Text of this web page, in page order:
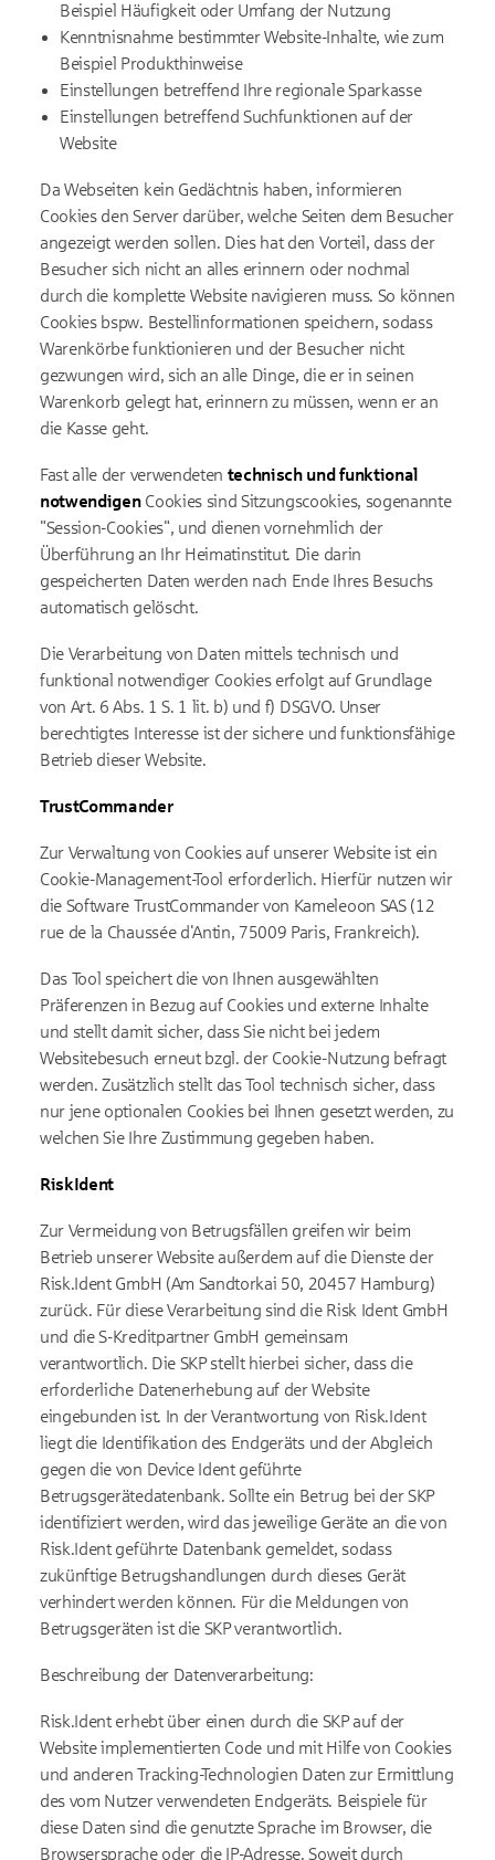
Beispiel Häufigkeit oder Umfang der Nutzung
Kenntnisnahme bestimmter Website-Inhalte, wie zum
Beispiel Produkthinweise
Einstellungen betreffend Ihre regionale Sparkasse
Einstellungen betreffend Suchfunktionen auf der
Website
Da Webseiten kein Gedächtnis haben, informieren
Cookies den Server darüber, welche Seiten dem Besucher
angezeigt werden sollen. Dies hat den Vorteil, dass der
Besucher sich nicht an alles erinnern oder nochmal
durch die komplette Website navigieren muss. So können
Cookies bspw. Bestellinformationen speichern, sodass
Warenkörbe funktionieren und der Besucher nicht
gezwungen wird, sich an alle Dinge, die er in seinen
Warenkorb gelegt hat, erinnern zu müssen, wenn er an
die Kasse geht.
Fast alle der verwendeten technisch und funktional
notwendigen Cookies sind Sitzungscookies, sogenannte
"Session-Cookies", und dienen vornehmlich der
Überführung an Ihr Heimatinstitut. Die darin
gespeicherten Daten werden nach Ende Ihres Besuchs
automatisch gelöscht.
Die Verarbeitung von Daten mittels technisch und
funktional notwendiger Cookies erfolgt auf Grundlage
von Art. 6 Abs. 1 S. 1 lit. b) und f) DSGVO. Unser
berechtigtes Interesse ist der sichere und funktionsfähige
Betrieb dieser Website.
TrustCommander
Zur Verwaltung von Cookies auf unserer Website ist ein
Cookie-Management-Tool erforderlich. Hierfür nutzen wir
die Software TrustCommander von Kameleoon SAS (12
rue de la Chaussée d'Antin, 75009 Paris, Frankreich).
Das Tool speichert die von Ihnen ausgewählten
Präferenzen in Bezug auf Cookies und externe Inhalte
und stellt damit sicher, dass Sie nicht bei jedem
Websitebesuch erneut bzgl. der Cookie-Nutzung befragt
werden. Zusätzlich stellt das Tool technisch sicher, dass
nur jene optionalen Cookies bei Ihnen gesetzt werden, zu
welchen Sie Ihre Zustimmung gegeben haben.
RiskIdent
Zur Vermeidung von Betrugsfällen greifen wir beim
Betrieb unserer Website außerdem auf die Dienste der
Risk.Ident GmbH (Am Sandtorkai 50, 20457 Hamburg)
zurück. Für diese Verarbeitung sind die Risk Ident GmbH
und die S-Kreditpartner GmbH gemeinsam
verantwortlich. Die SKP stellt hierbei sicher, dass die
erforderliche Datenerhebung auf der Website
eingebunden ist. In der Verantwortung von Risk.Ident
liegt die Identifikation des Endgeräts und der Abgleich
gegen die von Device Ident geführte
Betrugsgerätedatenbank. Sollte ein Betrug bei der SKP
identifiziert werden, wird das jeweilige Geräte an die von
Risk.Ident geführte Datenbank gemeldet, sodass
zukünftige Betrugshandlungen durch dieses Gerät
verhindert werden können. Für die Meldungen von
Betrugsgeräten ist die SKP verantwortlich.
Beschreibung der Datenverarbeitung:
Risk.Ident erhebt über einen durch die SKP auf der
Website implementierten Code und mit Hilfe von Cookies
und anderen Tracking-Technologien Daten zur Ermittlung
des vom Nutzer verwendeten Endgeräts. Beispiele für
diese Daten sind die genutzte Sprache im Browser, die
Browsersprache oder die IP-Adresse. Soweit durch